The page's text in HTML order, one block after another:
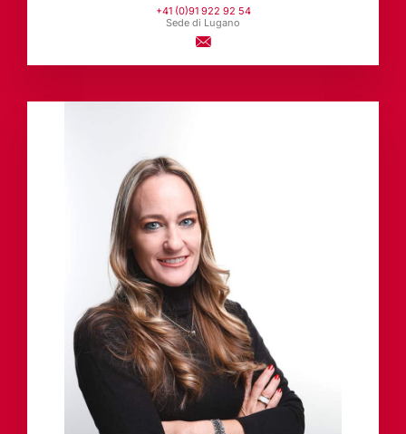
+41 (0)91 922 92 54
Sede di Lugano